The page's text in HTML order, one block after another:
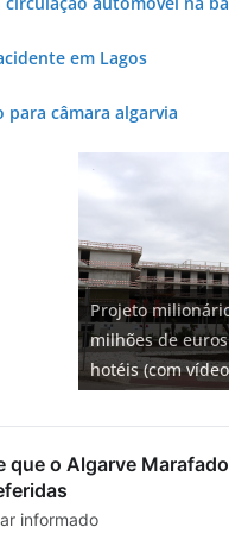
em Lagos
para câmara algarvia
Tapas do mar a
gastronómica
Tempestades
arribas em risco
Projeto
milhões de
hotéis (com
Milagre da
Algarve voltam
Foto do dia:
entre redes e
que o Algarve
informado